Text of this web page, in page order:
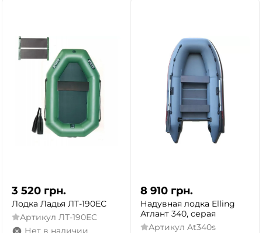
3 520 грн.
Лодка Ладья ЛТ-190ЕС
Артикул ЛТ-190ЕС
Нет в наличии
8 910 грн.
Надувная лодка Elling
Атлант 340, серая
Артикул At340s